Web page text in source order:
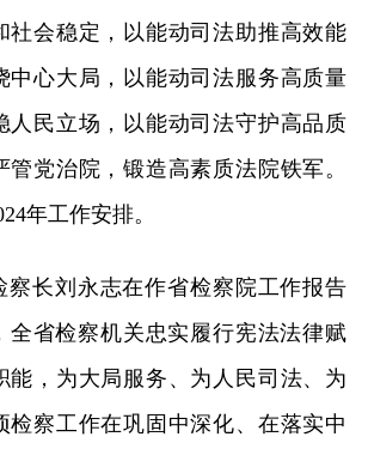
社会稳定，以能动司法助推高效能
中心大局，以能动司法服务高质量
人民立场，以能动司法守护高品质
党治院，锻造高素质法院铁军。
年工作安排。
察长刘永志在作省检察院工作报告
全省检察机关忠实履行宪法法律赋
能，为大局服务、为人民司法、为
检察工作在巩固中深化、在落实中